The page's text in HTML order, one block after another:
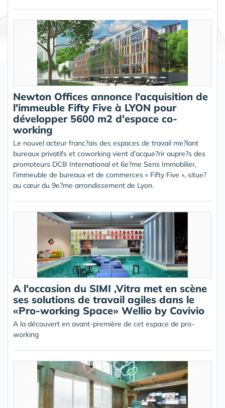
Newton Offices annonce l'acquisition de
l'immeuble Fifty Five à LYON pour
développer 5600 m2 d'espace co-
working
Le nouvel acteur franc?ais des espaces de travail me?lant
bureaux privatifs et coworking vient d’acque?rir aupre?s des
promoteurs DCB International et 6e?me Sens Immobilier,
l’immeuble de bureaux et de commerces « Fifty Five », situe?
au cœur du 9e?me arrondissement de Lyon.
A l'occasion du SIMI ,Vitra met en scène
ses solutions de travail agiles dans le
«Pro-working Space» Wellio by Covivio
A la découvert en avant-première de cet espace de pro-
working